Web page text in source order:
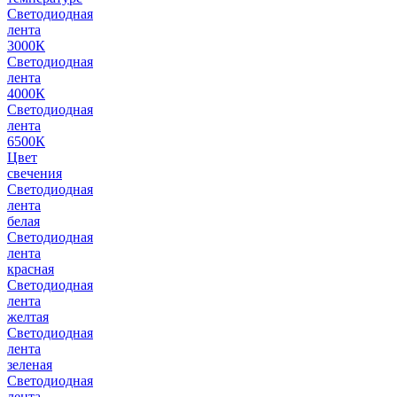
Светодиодная
лента
3000К
Светодиодная
лента
4000К
Светодиодная
лента
6500К
Цвет
свечения
Светодиодная
лента
белая
Светодиодная
лента
красная
Светодиодная
лента
желтая
Светодиодная
лента
зеленая
Светодиодная